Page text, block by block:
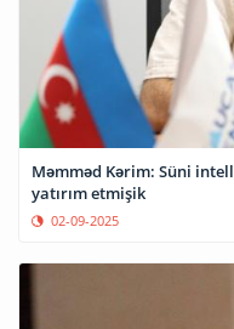
Məmməd Kərim: Süni
yatırım etmişik
02-09-2025